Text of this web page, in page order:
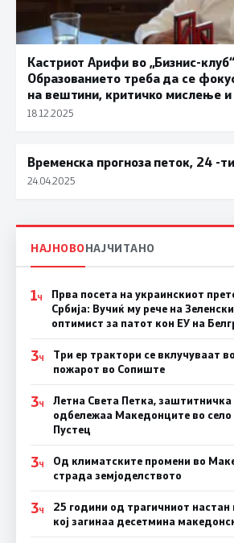
Кастриот Арифи во „Бизнис-
Образованието треба да се
на вештини, критичко мислење
дигитална писменост
18.12.2025
ВРЕМЕ
Временска прогноза петок, 24 -
24.04.2025
НАЈНОВОНАЈЧИТАНО
1Ч
Прва посета на украинскиот
Србија: Вучиќ му рече на
оптимист за патот кон ЕУ на
3Ч
Три ер трактори се вклучуваат
пожарот во Сопиште
3Ч
Летна Света Петка, заштитничка
одбележаа Македонците во
Пустец
3Ч
Од климатските промени во
страда земјоделството
3Ч
25 години од трагичниот настан
кој загинаа десетмина